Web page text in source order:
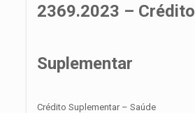
2369.2023 – Crédito
Suplementar
Crédito Suplementar – Saúde